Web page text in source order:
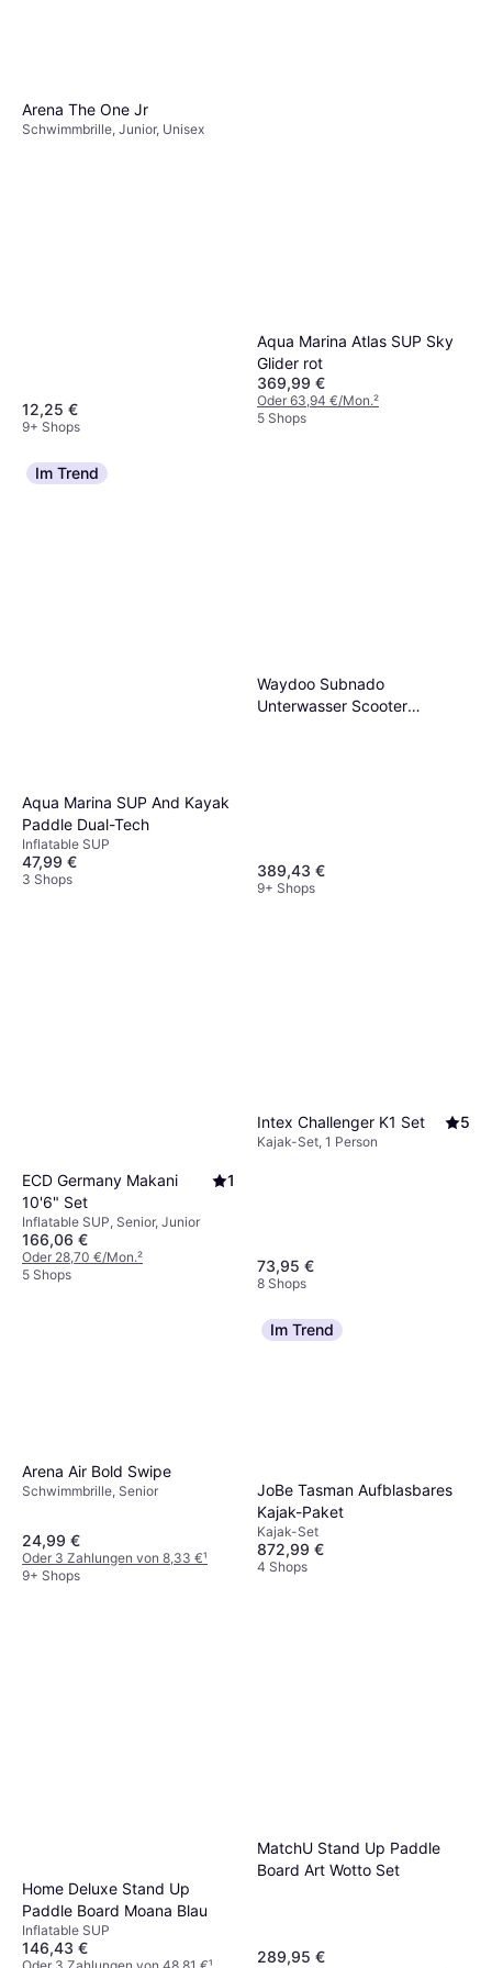
Arena The One Jr
Schwimmbrille, Junior, Unisex
12,25 €
9+ Shops
Aqua Marina Atlas SUP Sky
Glider rot
369,99 €
Oder 63,94 €/Mon.²
5 Shops
Im Trend
Aqua Marina SUP And Kayak
Paddle Dual-Tech
Inflatable SUP
47,99 €
3 Shops
Waydoo Subnado
Unterwasser Scooter
389,43 €
9+ Shops
ECD Germany Makani
10'6" Set
1
Inflatable SUP, Senior, Junior
166,06 €
Oder 28,70 €/Mon.²
5 Shops
Intex Challenger K1 Set 5
Kajak-Set, 1 Person
73,95 €
8 Shops
Arena Air Bold Swipe
Schwimmbrille, Senior
24,99 €
Oder 3 Zahlungen von 8,33 €¹
9+ Shops
Im Trend
JoBe Tasman Aufblasbares
Kajak-Paket
Kajak-Set
872,99 €
4 Shops
Home Deluxe Stand Up
Paddle Board Moana Blau
Inflatable SUP
146,43 €
MatchU Stand Up Paddle
Board Art Wotto Set
289,95 €